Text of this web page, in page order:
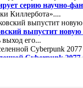
серию научно-
Киллербота»....
выпустит новую
его...
Cyberpunk